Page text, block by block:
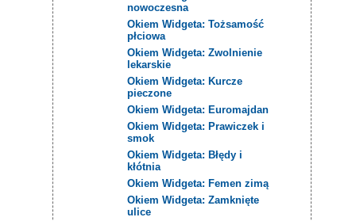
nowoczesna
Okiem Widgeta: Tożsamość
płciowa
Okiem Widgeta: Zwolnienie
lekarskie
Okiem Widgeta: Kurcze
pieczone
Okiem Widgeta: Euromajdan
Okiem Widgeta: Prawiczek i
smok
Okiem Widgeta: Błędy i
kłótnia
Okiem Widgeta: Femen zimą
Okiem Widgeta: Zamknięte
ulice